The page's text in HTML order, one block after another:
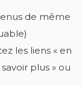
de même
les liens « en
plus » ou